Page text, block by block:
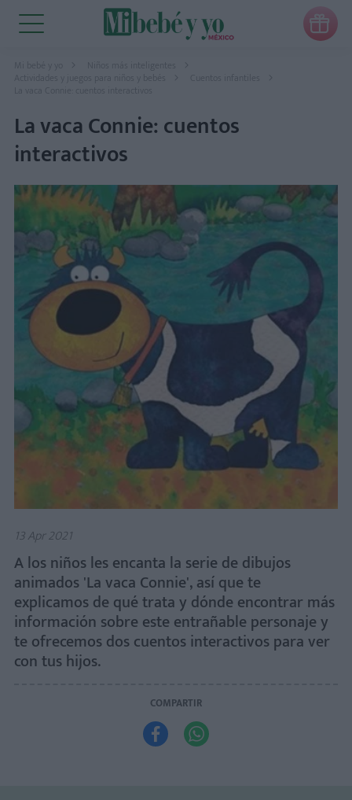

Mi bebé y yo
Niños más inteligentes
Actividades y juegos para niños y bebés
Cuentos infantiles
La vaca Connie: cuentos interactivos
La vaca Connie: cuentos
interactivos
13 Apr 2021
A los niños les encanta la serie de dibujos
animados 'La vaca Connie', así que te
explicamos de qué trata y dónde encontrar más
información sobre este entrañable personaje y
te ofrecemos dos cuentos interactivos para ver
con tus hijos.
COMPARTIR
 